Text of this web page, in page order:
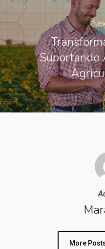
Suportando
More